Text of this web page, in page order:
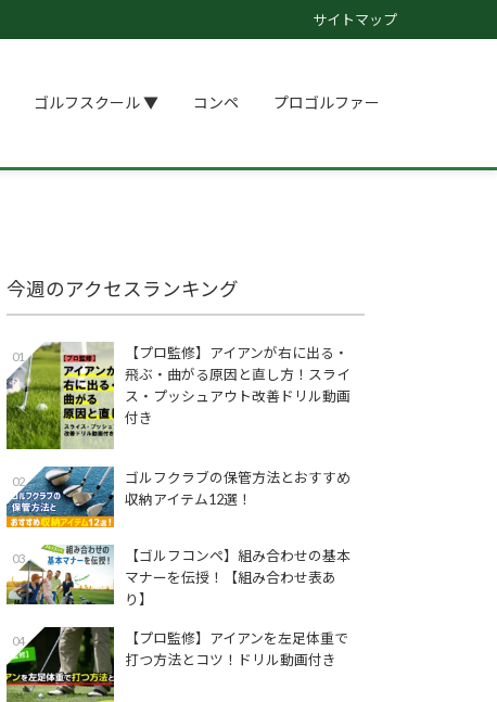
サイトマップ
ゴルフスクール ▼ コンペ プロゴルファー
今週のアクセスランキング
01
【プロ監修】アイアンが右に出る・
飛ぶ・曲がる原因と直し方！スライ
ス・プッシュアウト改善ドリル動画
付き
02
ゴルフクラブの保管方法とおすすめ
収納アイテム12選！
03
【ゴルフコンペ】組み合わせの基本
マナーを伝授！【組み合わせ表あ
り】
04
【プロ監修】アイアンを左足体重で
打つ方法とコツ！ドリル動画付き